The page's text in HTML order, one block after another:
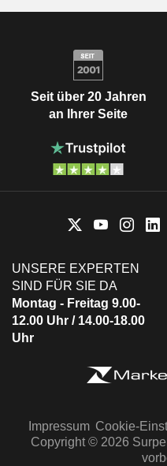
Seit über 20 Jahren
an Ihrer Seite
UNSERE EXPERTEN
SIND FÜR SIE DA
Montag - Freitag 9.00-
12.00 Uhr / 14.00-18.00
Uhr
Impressum Cookie-
Copyright © 2026